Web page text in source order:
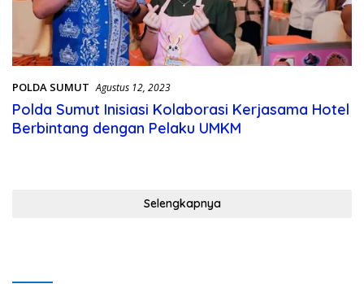
POLDA SUMUT Agustus 12, 2023
Polda Sumut Inisiasi Kolaborasi Kerjasama Hotel
Berbintang dengan Pelaku UMKM
Selengkapnya